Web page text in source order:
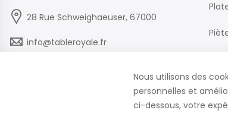
28 Rue Schweighaeuser, 67000
info@tableroyale.fr
Lundi - Vendredi: 07:30-17:00
Nous utilisons des
personnelles et
ci-dessous, votre